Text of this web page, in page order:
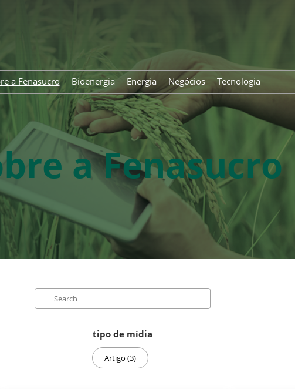
a Fenasucro Bioenergia Energia Negócios Tecnologia
a Fenasucro
tipo de mídia
Artigo (3)